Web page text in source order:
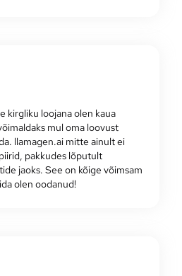
kirgliku loojana olen kaua
mul oma loovust
llamagen.ai mitte ainult ei
pakkudes lõputult
jaoks. See on kõige võimsam
olen oodanud!